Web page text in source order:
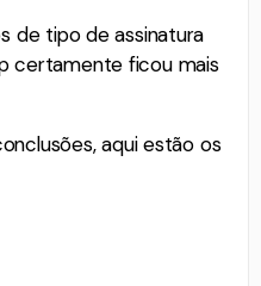
de tipo de assinatura
certamente ficou mais
aqui estão os